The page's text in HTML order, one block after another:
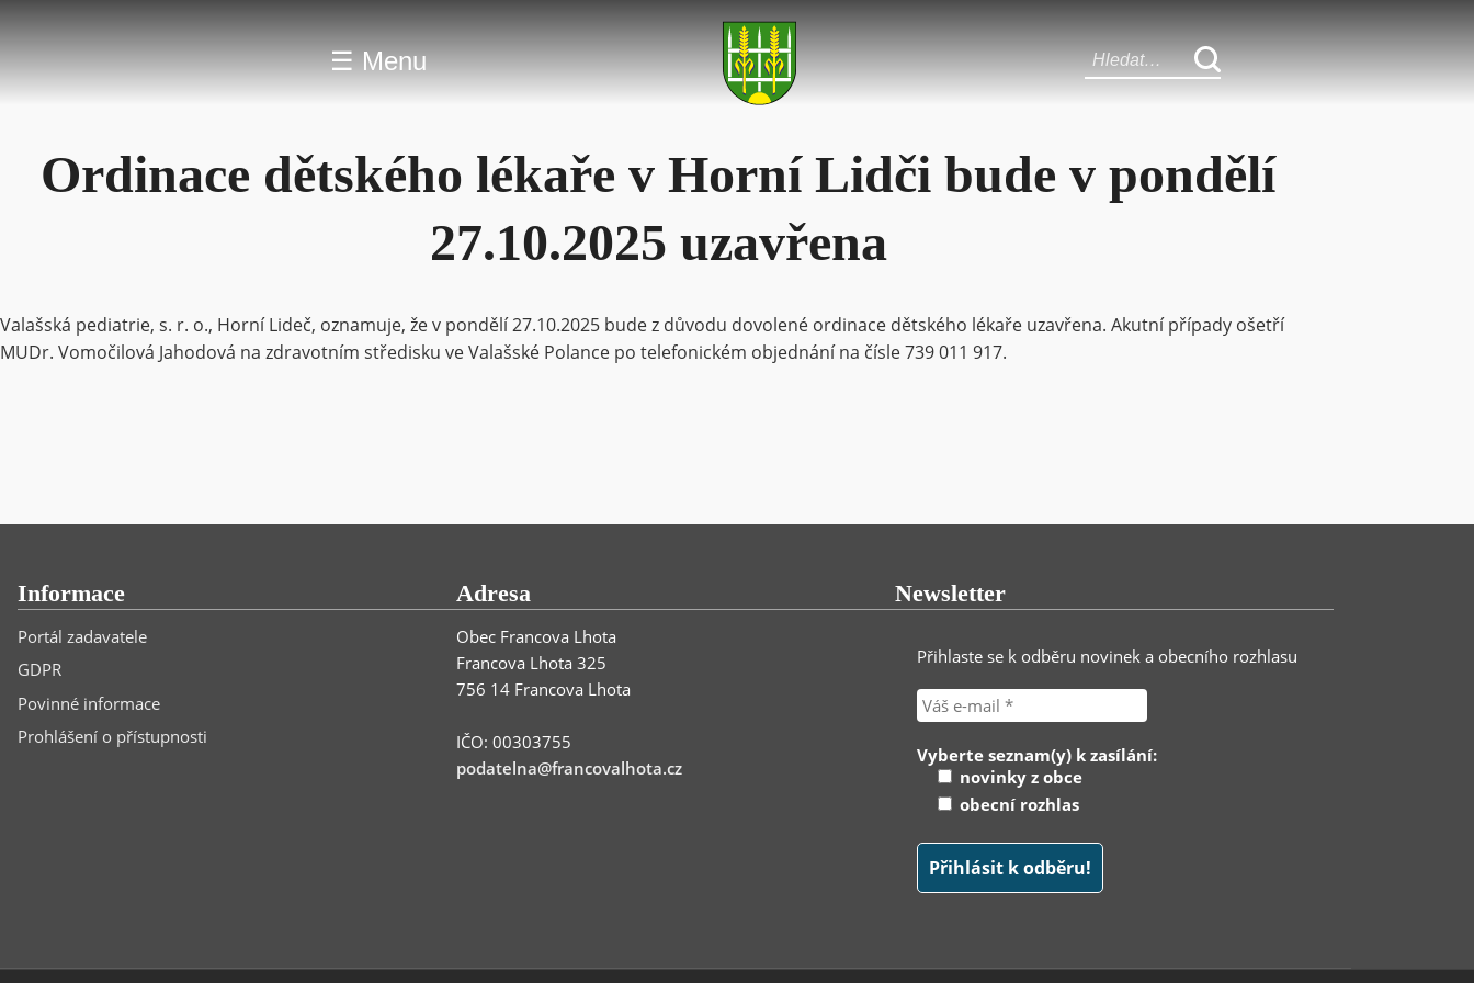
☰ Menu
Ordinace dětského lékaře v Horní Lidči bude v pondělí
27.10.2025 uzavřena
Valašská pediatrie, s. r. o., Horní Lideč, oznamuje, že v pondělí 27.10.2025 bude z důvodu dovolené ordinace dětského lékaře uzavřena. Akutní případy ošetří
MUDr. Vomočilová Jahodová na zdravotním středisku ve Valašské Polance po telefonickém objednání na čísle 739 011 917.
Informace
Portál zadavatele
GDPR
Povinné informace
Prohlášení o přístupnosti
Adresa
Obec Francova Lhota
Francova Lhota 325
756 14 Francova Lhota
IČO: 00303755
podatelna@francovalhota.cz
Newsletter
Přihlaste se k odběru novinek a obecního rozhlasu
Vyberte seznam(y) k zasílání:
novinky z obce
obecní rozhlas